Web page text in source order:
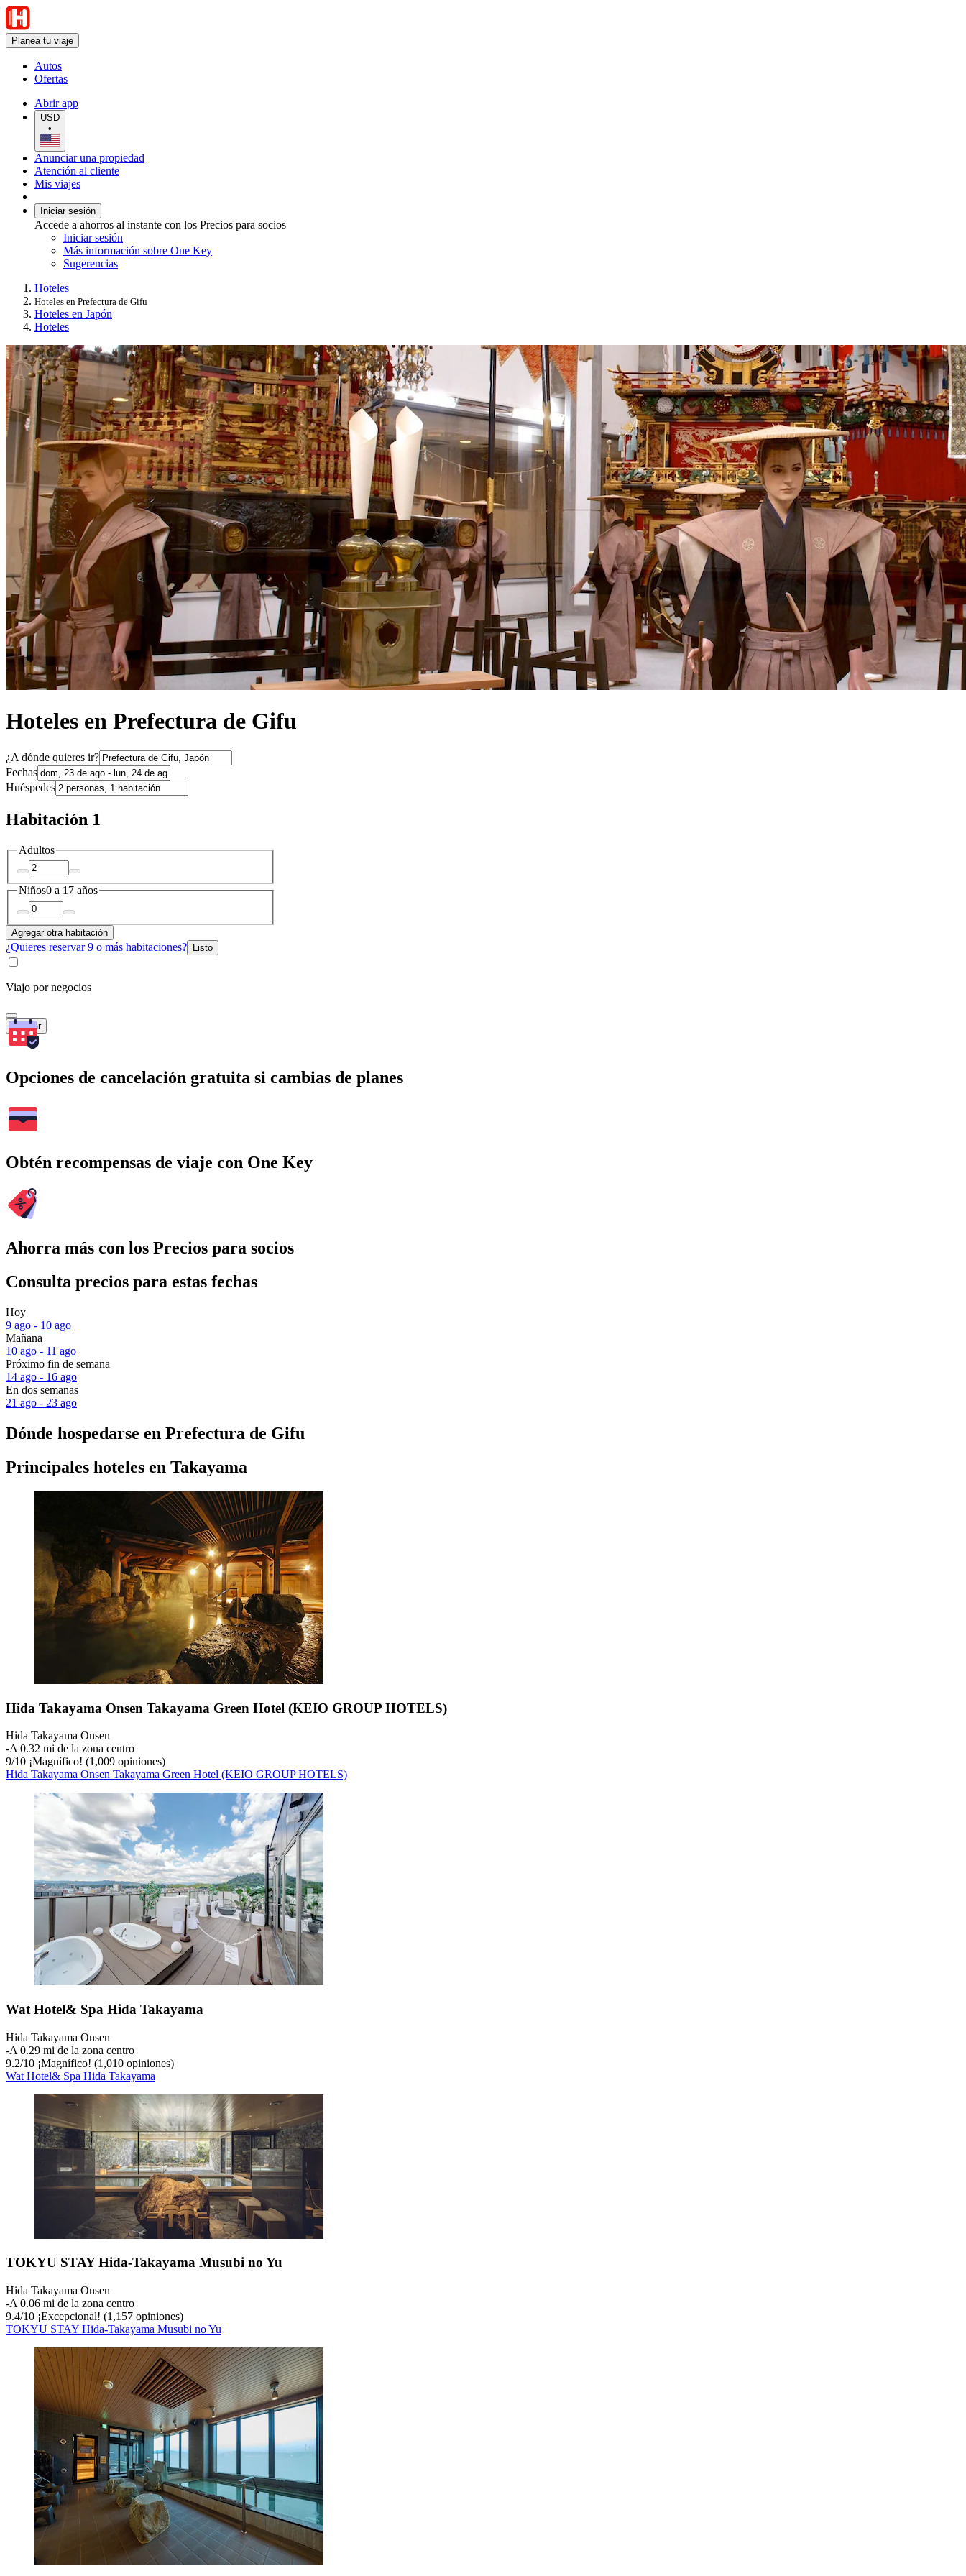
Planea tu viaje
Autos
Ofertas
Abrir app
USD
•
Anunciar una propiedad
Atención al cliente
Mis viajes
Iniciar sesión
Accede a ahorros al instante con los Precios para socios
Iniciar sesión
Más información sobre One Key
Sugerencias
Hoteles
Hoteles en Prefectura de Gifu
Hoteles en Japón
Hoteles
Hoteles en Prefectura de Gifu
¿A dónde quieres ir?
Fechas
Huéspedes
Habitación 1
Adultos
Niños0 a 17 años
Agregar otra habitación
¿Quieres reservar 9 o más habitaciones? Listo
Viajo por negocios
Buscar
Opciones de cancelación gratuita si cambias de planes
Obtén recompensas de viaje con One Key
Ahorra más con los Precios para socios
Consulta precios para estas fechas
Hoy
9 ago - 10 ago
Mañana
10 ago - 11 ago
Próximo fin de semana
14 ago - 16 ago
En dos semanas
21 ago - 23 ago
Dónde hospedarse en Prefectura de Gifu
Principales hoteles en Takayama
Hida Takayama Onsen Takayama Green Hotel (KEIO GROUP HOTELS)
Hida Takayama Onsen
‐A 0.32 mi de la zona centro
9/10 ¡Magnífico! (1,009 opiniones)
Hida Takayama Onsen Takayama Green Hotel (KEIO GROUP HOTELS)
Wat Hotel& Spa Hida Takayama
Hida Takayama Onsen
‐A 0.29 mi de la zona centro
9.2/10 ¡Magnífico! (1,010 opiniones)
Wat Hotel& Spa Hida Takayama
TOKYU STAY Hida-Takayama Musubi no Yu
Hida Takayama Onsen
‐A 0.06 mi de la zona centro
9.4/10 ¡Excepcional! (1,157 opiniones)
TOKYU STAY Hida-Takayama Musubi no Yu